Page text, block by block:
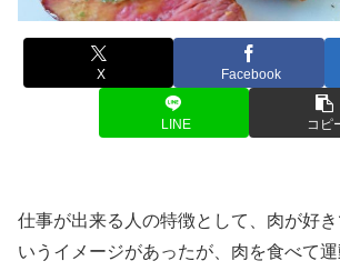
X Facebook
LINE コピ
仕事が出来る人の特徴として、肉が好
いうイメージがあったが、肉を食べて